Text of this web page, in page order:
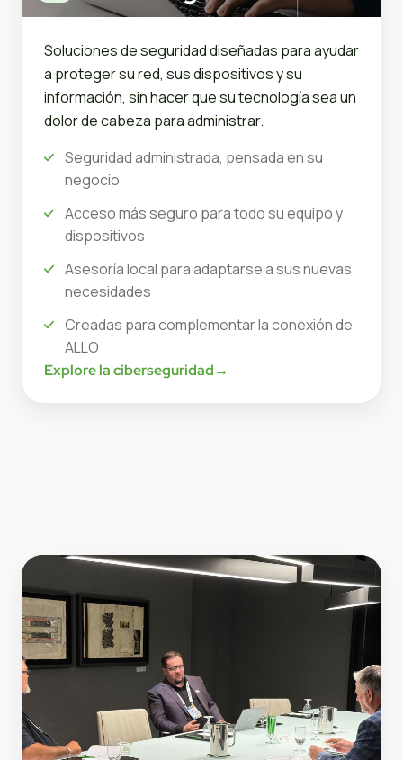
Soluciones de seguridad diseñadas para ayudar
a proteger su red, sus dispositivos y su
información, sin hacer que su tecnología sea un
dolor de cabeza para administrar.
Seguridad administrada, pensada en su
negocio
Acceso más seguro para todo su equipo y
dispositivos
Asesoría local para adaptarse a sus nuevas
necesidades
Creadas para complementar la conexión de
ALLO
Explore la ciberseguridad→